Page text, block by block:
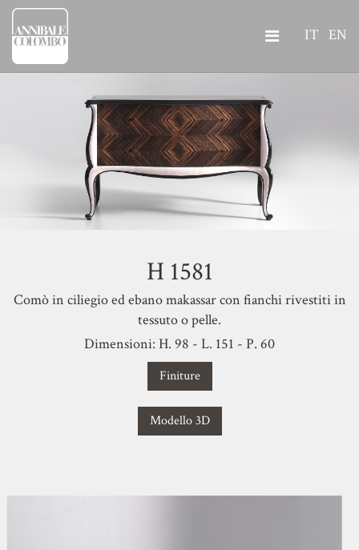
IT EN
H 1581
Comò in ciliegio ed ebano makassar con fianchi rivestiti in
tessuto o pelle.
Dimensioni: H. 98 - L. 151 - P. 60
Finiture
Modello 3D